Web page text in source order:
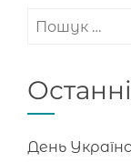
Пошук:
День